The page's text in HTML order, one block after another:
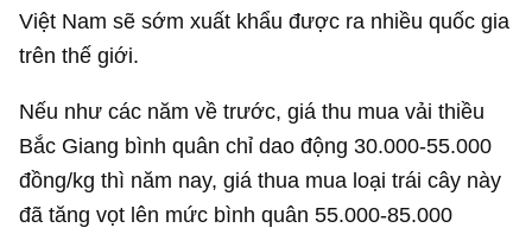
Việt Nam sẽ sớm xuất khẩu được ra nhiều quốc gia
trên thế giới.
Nếu như các năm về trước, giá thu mua vải thiều
Bắc Giang bình quân chỉ dao động 30.000-55.000
đồng/kg thì năm nay, giá thua mua loại trái cây này
đã tăng vọt lên mức bình quân 55.000-85.000